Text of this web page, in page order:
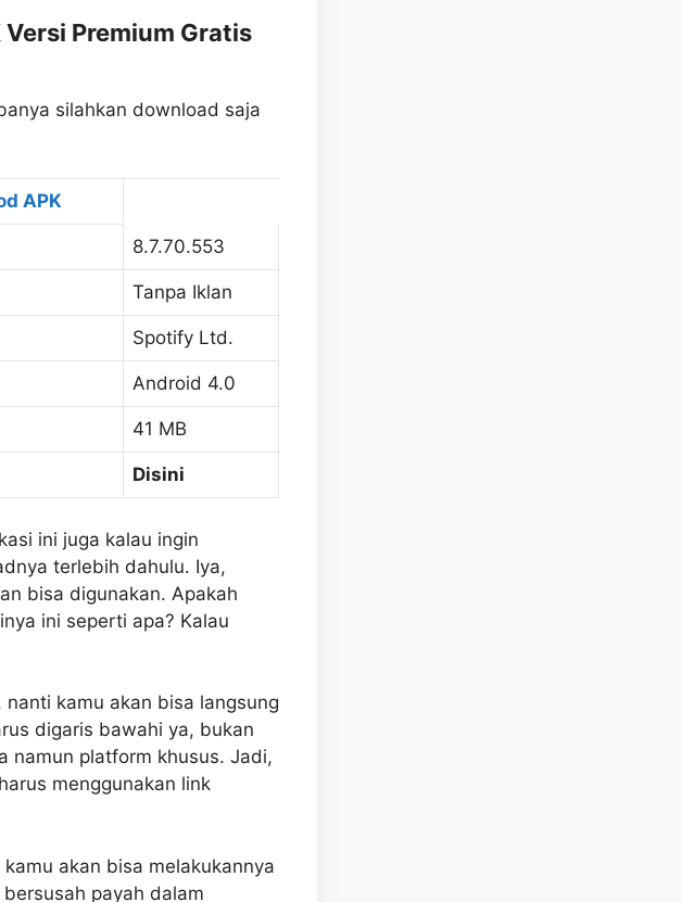
Premium Gratis
silahkan download saja
APK
8.7.70.553
Tanpa Iklan
Spotify Ltd.
Android 4.0
41 MB
Disini
ini juga kalau ingin
terlebih dahulu. Iya,
bisa digunakan. Apakah
ini seperti apa? Kalau
kamu akan bisa langsung
digaris bawahi ya, bukan
namun platform khusus. Jadi,
menggunakan link
akan bisa melakukannya
payah dalam